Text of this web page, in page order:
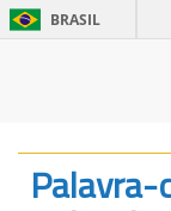
BRASIL
Palavra-